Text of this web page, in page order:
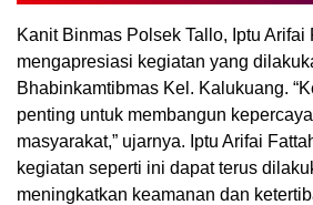
Kanit Binmas Polsek Tallo, Iptu Arifai
mengapresiasi kegiatan yang
Bhabinkamtibmas Kel. Kalukuang.
penting untuk membangun
masyarakat,” ujarnya. Iptu Arifai
kegiatan seperti ini dapat terus
meningkatkan keamanan dan